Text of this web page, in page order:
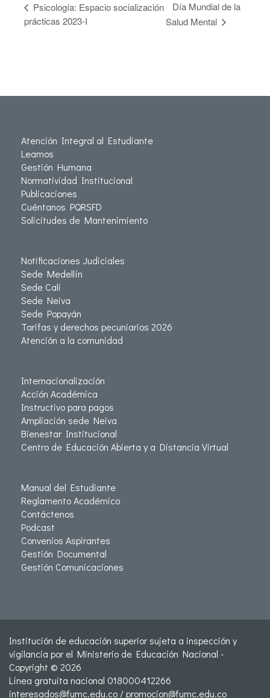
Psicología: Espacio socialización
prácticas 2023-I
Día Mundial de la
Salud Mental
Atención Integral al Estudiante
Leamos
Gestión Humana
Normatividad Institucional
Publicaciones
Cuéntanos PQRSFD
Solicitudes de Mantenimiento
Notificaciones Judiciales
Sede Medellín
Sede Cali
Sede Neiva
Sede Popayán
Tarifas y derechos pecuniarios 2026
Atención a la comunidad
Internacionalización
Acción Académica
Instructivo para pagos
Ampliación sede Neiva
Bienestar Institucional
Centro de Educación Abierta y a Distancia Virtual
Manual del Estudiante
Reglamento Académico
Contáctenos
Podcast
Convenios Aspirantes
Gestión Documental
Gestión Comunicaciones
Institución de educación superior sujeta a inspección y
vigilancia por el Ministerio de Educación Nacional -
Copyright © 2026
Línea gratuita nacional 018000412266
interesados@fumc.edu.co/promocion@fumc.edu.co